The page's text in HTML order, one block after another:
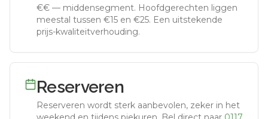
€€ — middensegment. Hoofdgerechten liggen
meestal tussen €15 en €25. Een uitstekende
prijs-kwaliteitverhouding.
Reserveren
Reserveren wordt sterk aanbevolen, zeker in het